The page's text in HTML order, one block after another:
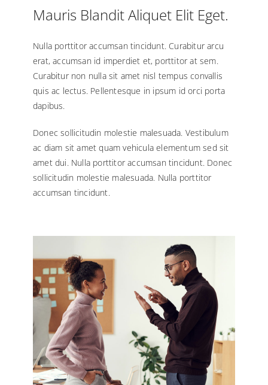
Mauris Blandit Aliquet Elit Eget.
Nulla porttitor accumsan tincidunt. Curabitur arcu
erat, accumsan id imperdiet et, porttitor at sem.
Curabitur non nulla sit amet nisl tempus convallis
quis ac lectus. Pellentesque in ipsum id orci porta
dapibus.
Donec sollicitudin molestie malesuada. Vestibulum
ac diam sit amet quam vehicula elementum sed sit
amet dui. Nulla porttitor accumsan tincidunt. Donec
sollicitudin molestie malesuada. Nulla porttitor
accumsan tincidunt.